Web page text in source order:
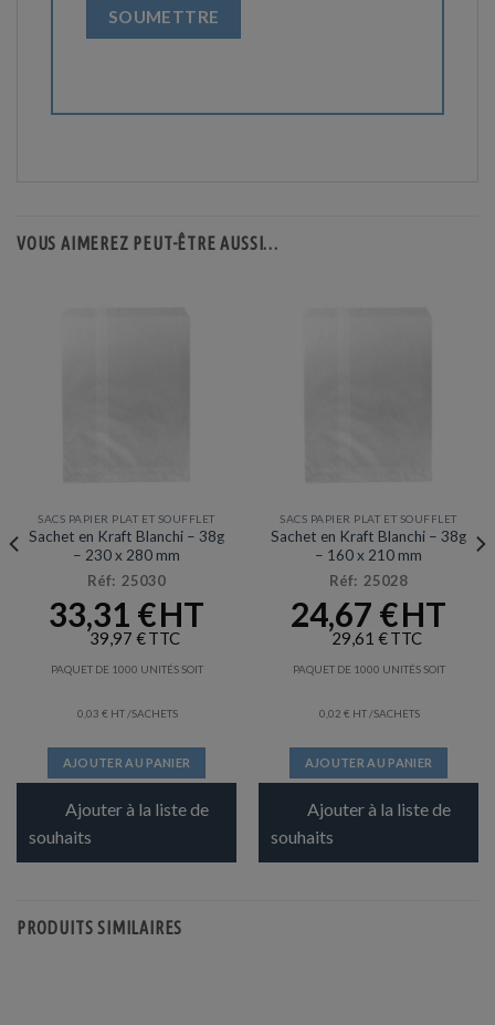
VOUS AIMEREZ PEUT-ÊTRE AUSSI…
SACS PAPIER PLAT ET SOUFFLET
Sachet en Kraft Blanchi – 38g
– 230 x 280 mm
Réf: 25030
33,31 €
39,97 €
PAQUET DE 1000 UNITÉS SOIT
0,03 € /SACHETS
AJOUTER AU PANIER
Ajouter à la liste de
souhaits
SACS PAPIER PLAT ET SOUFFLET
Sachet en Kraft Blanchi – 38g
– 160 x 210 mm
Réf: 25028
24,67 €
29,61 €
PAQUET DE 1000 UNITÉS SOIT
0,02 € /SACHETS
AJOUTER AU PANIER
Ajouter à la liste de
souhaits
PRODUITS SIMILAIRES